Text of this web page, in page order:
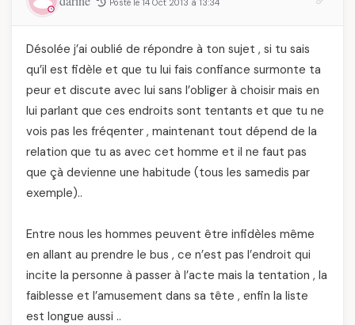
Posté le 14 Oct 2013 à 13:34
Désolée j’ai oublié de répondre à ton sujet , si tu sais
qu’il est fidèle et que tu lui fais confiance surmonte ta
peur et discute avec lui sans l’obliger à choisir mais en
lui parlant que ces endroits sont tentants et que tu ne
vois pas les fréqenter , maintenant tout dépend de la
relation que tu as avec cet homme et il ne faut pas
que çà devienne une habitude (tous les samedis par
exemple)..
Entre nous les hommes peuvent être infidèles même
en allant au prendre le bus , ce n’est pas l’endroit qui
incite la personne à passer à l’acte mais la tentation , la
faiblesse et l’amusement dans sa tête , enfin la liste
est longue aussi ..